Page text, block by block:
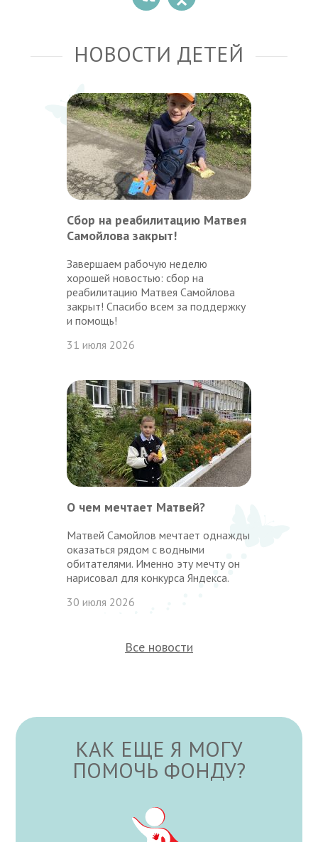
НОВОСТИ ДЕТЕЙ
Сбор на реабилитацию Матвея
Самойлова закрыт!
Завершаем рабочую неделю
хорошей новостью: сбор на
реабилитацию Матвея Самойлова
закрыт! Спасибо всем за поддержку
и помощь!
31 июля 2026
О чем мечтает Матвей?
Матвей Самойлов мечтает однажды
оказаться рядом с водными
обитателями. Именно эту мечту он
нарисовал для конкурса Яндекса.
30 июля 2026
Все новости
КАК ЕЩЕ Я МОГУ
ПОМОЧЬ ФОНДУ?